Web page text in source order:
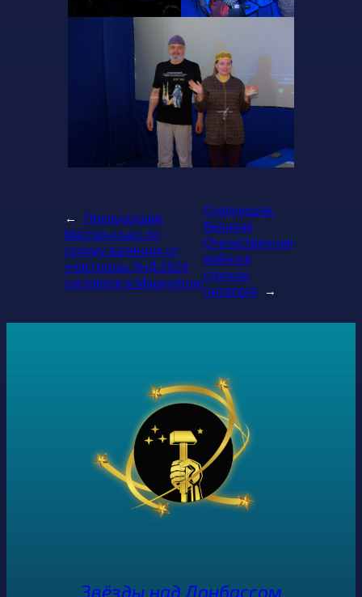
←
Предыдущая:
Мастер-класс по
сухому валянию от
участницы ЗнД-2024
состоялся в Мариуполе
Следующая:
Великая
Отечественная
война в
строках
писателя
→
Звёзды над Донбассом